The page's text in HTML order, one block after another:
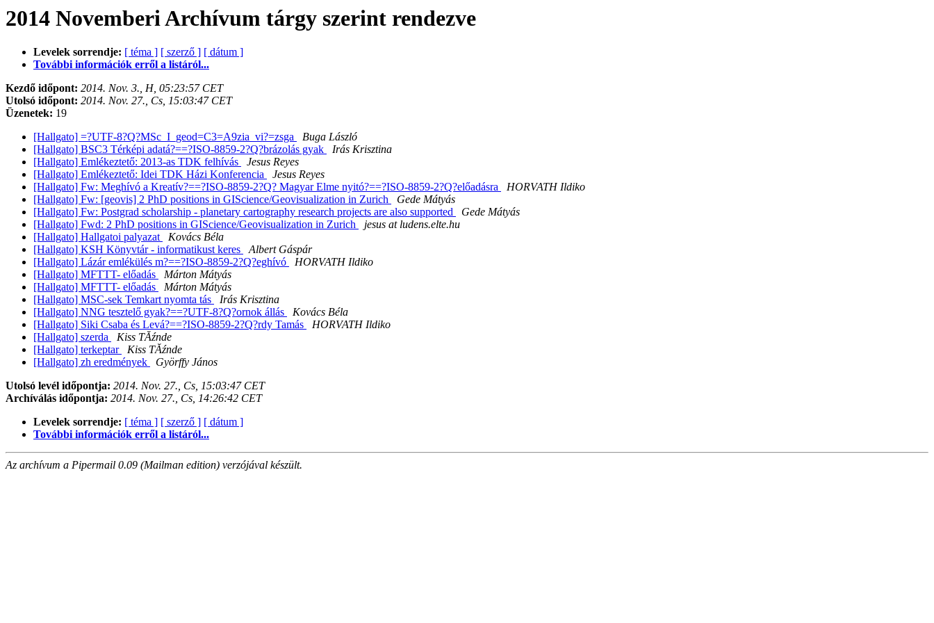
2014 Novemberi Archívum tárgy szerint rendezve
Levelek sorrendje: [ téma ] [ szerző ] [ dátum ]
További információk erről a listáról...
Kezdő időpont: 2014. Nov. 3., H, 05:23:57 CET
Utolsó időpont: 2014. Nov. 27., Cs, 15:03:47 CET
Üzenetek: 19
[Hallgato] =?UTF-8?Q?MSc_I_geod=C3=A9zia_vi?=zsga
Buga László
[Hallgato] BSC3 Térképi adatá?==?ISO-8859-2?Q?brázolás gyak
Irás Krisztina
[Hallgato] Emlékeztető: 2013-as TDK felhívás
Jesus Reyes
[Hallgato] Emlékeztető: Idei TDK Házi Konferencia
Jesus Reyes
[Hallgato] Fw: Meghívó a Kreatív?==?ISO-8859-2?Q? Magyar Elme nyitó?==?ISO-8859-2?Q?előadásra
HORVATH Ildiko
[Hallgato] Fw: [geovis] 2 PhD positions in GIScience/Geovisualization in Zurich
Gede Mátyás
[Hallgato] Fw: Postgrad scholarship - planetary cartography research projects are also supported
Gede Mátyás
[Hallgato] Fwd: 2 PhD positions in GIScience/Geovisualization in Zurich
jesus at ludens.elte.hu
[Hallgato] Hallgatoi palyazat
Kovács Béla
[Hallgato] KSH Könyvtár - informatikust keres
Albert Gáspár
[Hallgato] Lázár emlékülés m?==?ISO-8859-2?Q?eghívó
HORVATH Ildiko
[Hallgato] MFTTT- előadás
Márton Mátyás
[Hallgato] MFTTT- előadás
Márton Mátyás
[Hallgato] MSC-sek Temkart nyomta tás
Irás Krisztina
[Hallgato] NNG tesztelő gyak?==?UTF-8?Q?ornok állás
Kovács Béla
[Hallgato] Siki Csaba és Levá?==?ISO-8859-2?Q?rdy Tamás
HORVATH Ildiko
[Hallgato] szerda
Kiss TĂźnde
[Hallgato] terkeptar
Kiss TĂźnde
[Hallgato] zh eredmények
Györffy János
Utolsó levél időpontja: 2014. Nov. 27., Cs, 15:03:47 CET
Archíválás időpontja: 2014. Nov. 27., Cs, 14:26:42 CET
Levelek sorrendje: [ téma ] [ szerző ] [ dátum ]
További információk erről a listáról...
Az archívum a Pipermail 0.09 (Mailman edition) verzójával készült.